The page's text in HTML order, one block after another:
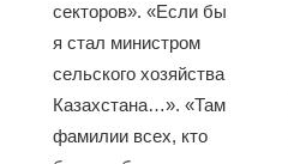
секторов». «Если бы
я стал министром
сельского хозяйства
Казахстана…». «Там
фамилии всех, кто